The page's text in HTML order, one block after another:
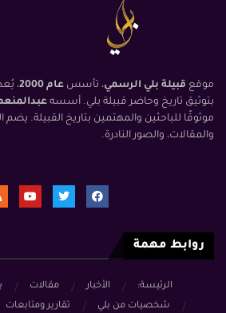
موقع قبيلة بلي الرسمي، تأسس عام 2000
،
بتوثيق تاريخ وحاضر قبيلة بلي. أسسه
موثوقًا للباحثين والمهتمين بتاريخ القبيلة. يضم
والمقالات، والصور النادرة.
روابط مهمة
الرئيسة: الأخبار مقالات
شخصيات من بلي
تقارير ومتابعات